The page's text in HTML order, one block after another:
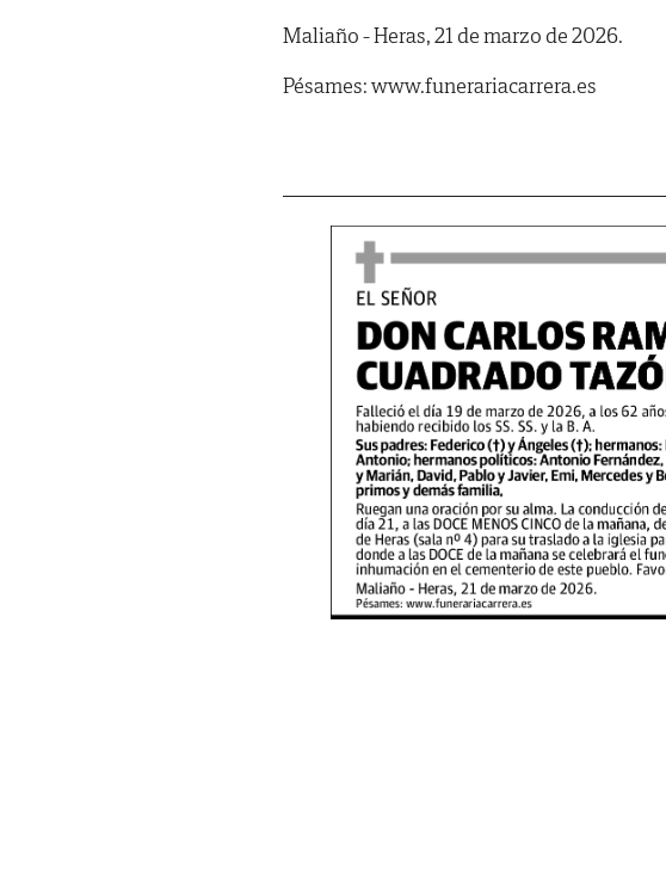
Maliaño - Heras, 21 de marzo de 2026.
Pésames: www.funerariacarrera.es